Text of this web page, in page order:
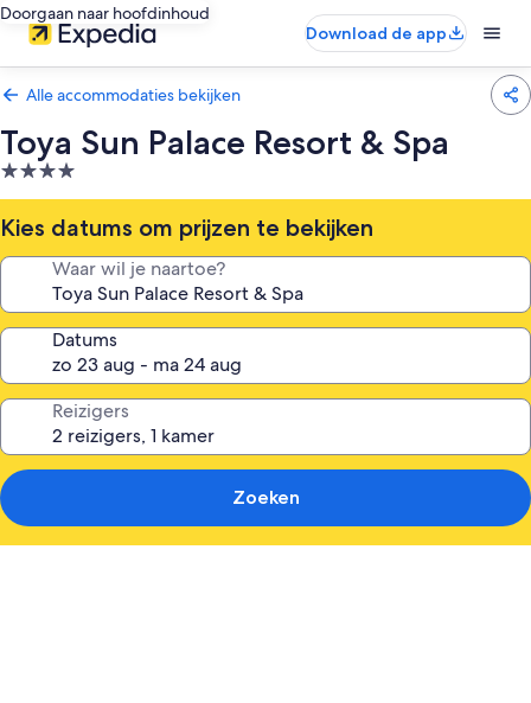
Doorgaan naar hoofdinhoud
Download de app
Alle accommodaties bekijken
Toya Sun Palace Resort & Spa
4.0-
sterrenaccommodatie
Kies datums om prijzen te bekijken
Waar wil je naartoe?
Datums
Reizigers
Zoeken